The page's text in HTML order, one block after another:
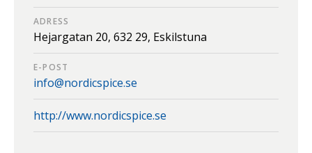
ADRESS
Hejargatan 20, 632 29, Eskilstuna
E-POST
info@nordicspice.se
http://www.nordicspice.se